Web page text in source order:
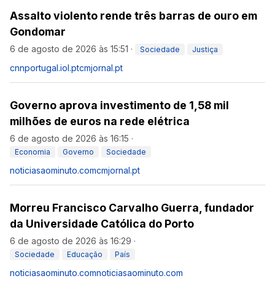
Assalto violento rende três barras de ouro em
Gondomar
6 de agosto de 2026 às 15:51 · Sociedade Justiça
cnnportugal.iol.ptcmjornal.pt
Governo aprova investimento de 1,58 mil
milhões de euros na rede elétrica
6 de agosto de 2026 às 16:15 ·
Economia Governo Sociedade
noticiasaominuto.comcmjornal.pt
Morreu Francisco Carvalho Guerra, fundador
da Universidade Católica do Porto
6 de agosto de 2026 às 16:29 ·
Sociedade Educação País
noticiasaominuto.comnoticiasaominuto.com